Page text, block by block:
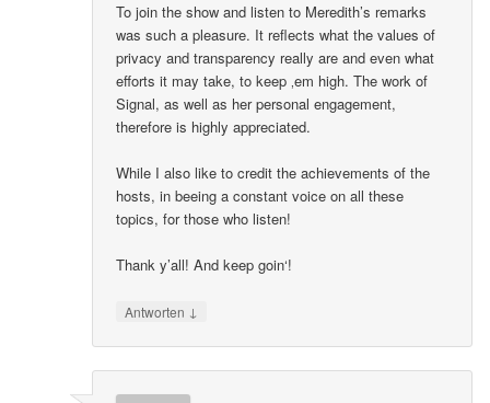
To join the show and listen to Meredith’s remarks
was such a pleasure. It reflects what the values of
privacy and transparency really are and even what
efforts it may take, to keep ‚em high. The work of
Signal, as well as her personal engagement,
therefore is highly appreciated.
While I also like to credit the achievements of the
hosts, in beeing a constant voice on all these
topics, for those who listen!
Thank y’all! And keep goin‘!
Antworten ↓